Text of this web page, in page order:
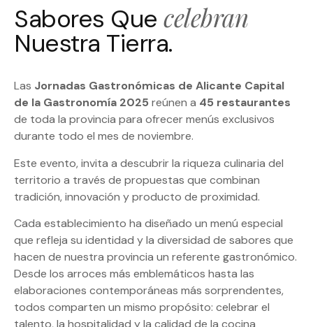
Sabores Que celebran
Nuestra Tierra.
Las Jornadas Gastronómicas de Alicante Capital
de la Gastronomía 2025 reúnen a 45 restaurantes
de toda la provincia para ofrecer menús exclusivos
durante todo el mes de noviembre.
Este evento, invita a descubrir la riqueza culinaria del
territorio a través de propuestas que combinan
tradición, innovación y producto de proximidad.
Cada establecimiento ha diseñado un menú especial
que refleja su identidad y la diversidad de sabores que
hacen de nuestra provincia un referente gastronómico.
Desde los arroces más emblemáticos hasta las
elaboraciones contemporáneas más sorprendentes,
todos comparten un mismo propósito: celebrar el
talento, la hospitalidad y la calidad de la cocina